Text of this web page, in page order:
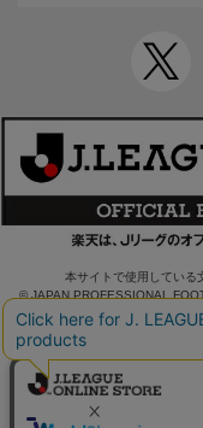
本サイトで使用している
© JAPAN PROFESSIONAL